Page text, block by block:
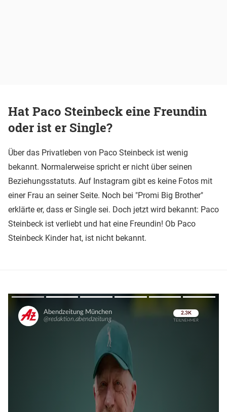
Hat Paco Steinbeck eine Freundin
oder ist er Single?
Über das Privatleben von Paco Steinbeck ist wenig
bekannt. Normalerweise spricht er nicht über seinen
Beziehungsstatuts. Auf Instagram gibt es keine Fotos mit
einer Frau an seiner Seite. Noch bei "Promi Big Brother"
erklärte er, dass er Single sei. Doch jetzt wird bekannt: Paco
Steinbeck ist verliebt und hat eine Freundin! Ob Paco
Steinbeck Kinder hat, ist nicht bekannt.
Überspringen